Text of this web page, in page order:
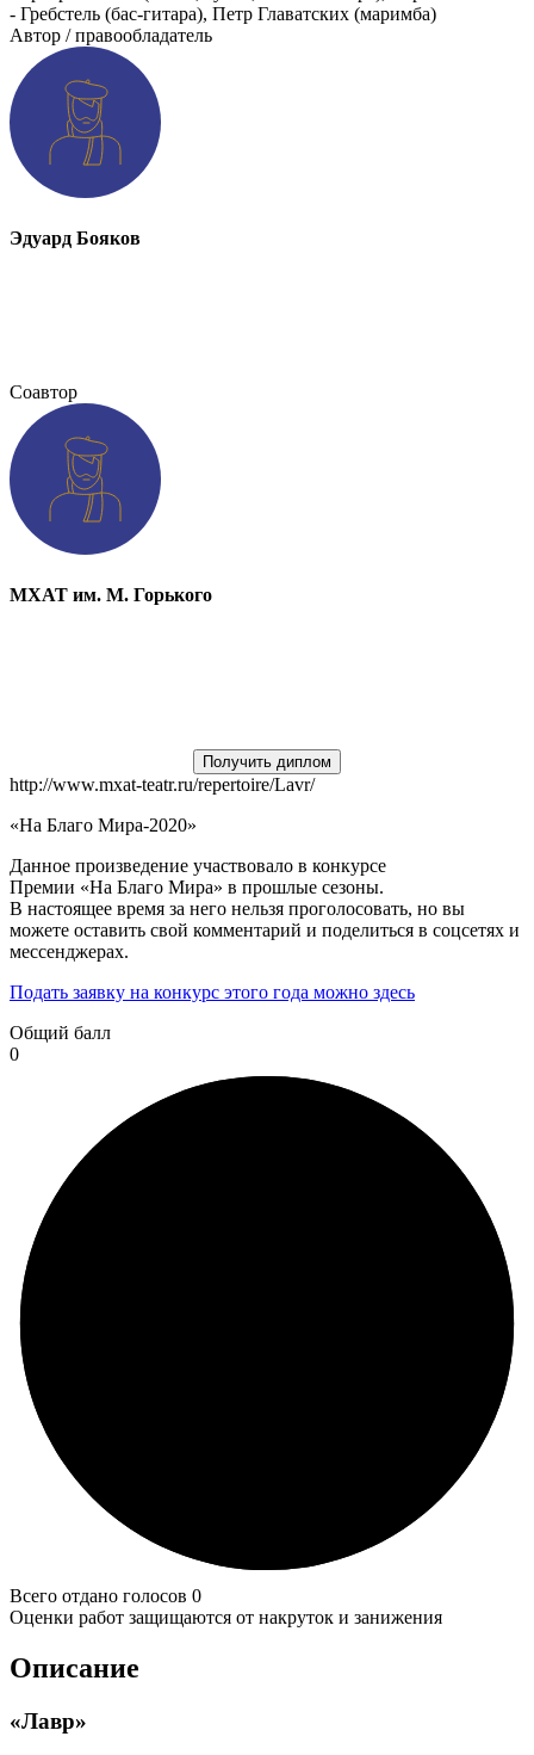
- Гребстель (бас-гитара), Петр Главатских (маримба)
Автор / правообладатель
Эдуард Бояков
Соавтор
МХАТ им. М. Горького
Получить диплом
http://www.mxat-teatr.ru/repertoire/Lavr/
«На Благо Мира-2020»
Данное произведение участвовало в конкурсе
Премии «На Благо Мира» в прошлые сезоны.
В настоящее время за него нельзя проголосовать, но вы
можете оставить свой комментарий и поделиться в соцсетях и
мессенджерах.
Подать заявку на конкурс этого года можно здесь
Общий балл
0
Всего отдано голосов 0
Оценки работ защищаются от накруток и занижения
Описание
«Лавр»